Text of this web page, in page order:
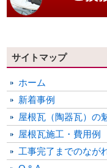
サイトマップ
ホーム
新着事例
屋根瓦（陶器瓦）の
屋根瓦施工・費用例
工事完了までのなが